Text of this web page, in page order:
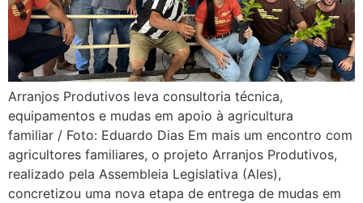
Arranjos Produtivos leva consultoria técnica,
equipamentos e mudas em apoio à agricultura
familiar / Foto: Eduardo Dias Em mais um encontro com
agricultores familiares, o projeto Arranjos Produtivos,
realizado pela Assembleia Legislativa (Ales),
concretizou uma nova etapa de entrega de mudas em